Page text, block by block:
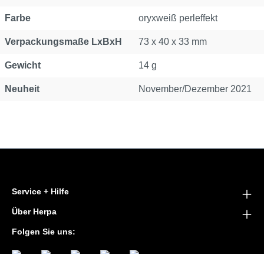
Farbe oryxweiß perleffekt
Verpackungsmaße LxBxH 73 x 40 x 33 mm
Gewicht 14 g
Neuheit November/Dezember 2021
Service + Hilfe
Über Herpa
Folgen Sie uns: